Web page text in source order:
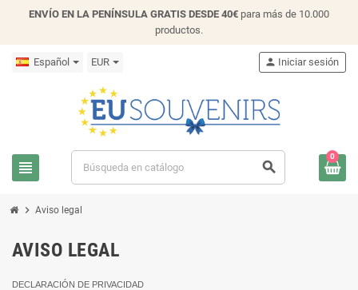
ENVÍO EN LA PENÍNSULA GRATIS DESDE 40€ para más de 10.000
productos.
Español EUR
view_headline search
person Iniciar sesión
0
chevron_right Aviso legal
AVISO LEGAL
DECLARACIÓN DE PRIVACIDAD